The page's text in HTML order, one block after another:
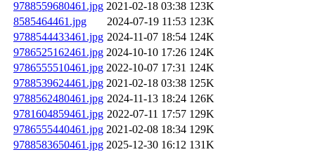
9788559680461.jpg 2021-02-18 03:38 123K
8585464461.jpg
2024-07-19 11:53 123K
9788544433461.jpg 2024-11-07 18:54 124K
9786525162461.jpg 2024-10-10 17:26 124K
9786555510461.jpg 2022-10-07 17:31 124K
9788539624461.jpg 2021-02-18 03:38 125K
9788562480461.jpg 2024-11-13 18:24 126K
9781604859461.jpg 2022-07-11 17:57 129K
9786555440461.jpg 2021-02-08 18:34 129K
9788583650461.jpg 2025-12-30 16:12 131K